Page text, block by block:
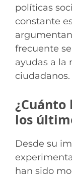
políticas
constante
frecuente
ayudas a la
ciudadanos.
¿Cuánto
los
Desde su
han sido